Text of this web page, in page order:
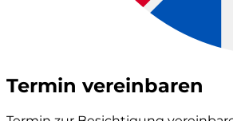
Termin vereinbaren